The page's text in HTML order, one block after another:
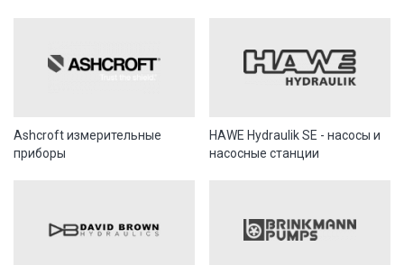
Ashcroft измерительные
приборы
HAWE Hydraulik SE - насосы и
насосные станции